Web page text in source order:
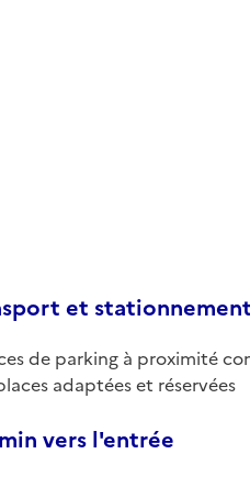
et stationnement
de parking à proximité
adaptées et réservées
vers l'entrée